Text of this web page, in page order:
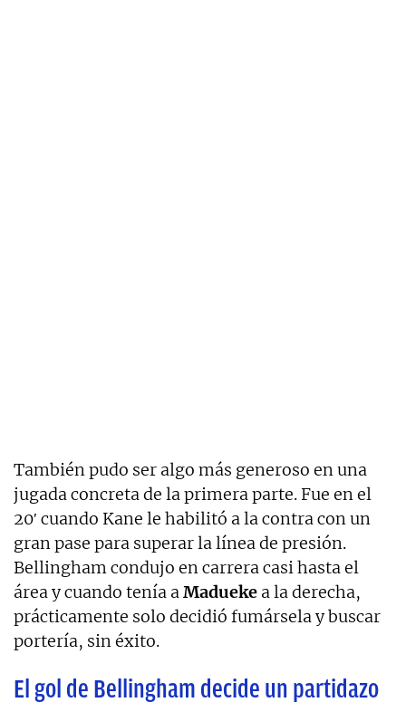
También pudo ser algo más generoso en una
jugada concreta de la primera parte. Fue en el
20′ cuando Kane le habilitó a la contra con un
gran pase para superar la línea de presión.
Bellingham condujo en carrera casi hasta el
área y cuando tenía aMadueke a la derecha,
prácticamente solo decidió fumársela y buscar
portería, sin éxito.
El gol de Bellingham decide un partidazo